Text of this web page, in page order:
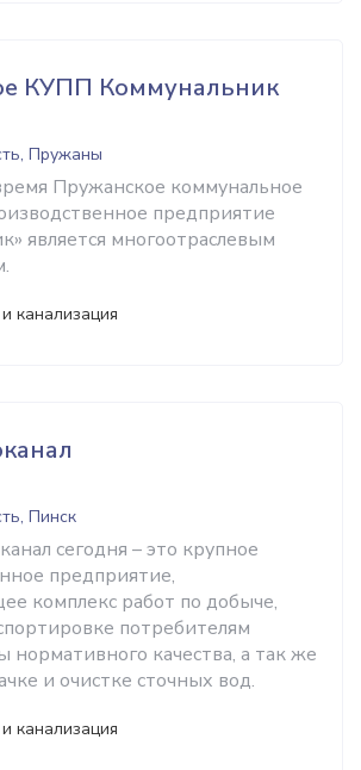
КУПП Коммунальник
Пружаны
Пружанское коммунальное
предприятие
является многоотраслевым
канализация
Пинск
сегодня – это крупное
предприятие,
комплекс работ по добыче,
потребителям
нормативного качества, а так же
и очистке сточных вод.
канализация